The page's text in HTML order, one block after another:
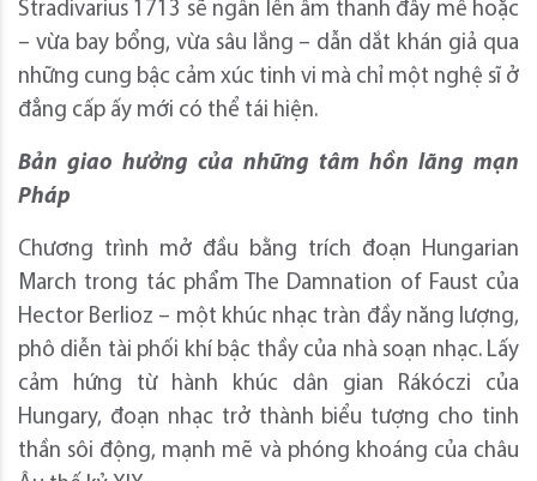
Stradivarius 1713 sẽ ngân lên âm thanh đầy mê hoặc
– vừa bay bổng, vừa sâu lắng – dẫn dắt khán giả qua
những cung bậc cảm xúc tinh vi mà chỉ một nghệ sĩ ở
đẳng cấp ấy mới có thể tái hiện.
Bản giao hưởng của những tâm hồn lãng mạn
Pháp
Chương trình mở đầu bằng trích đoạn Hungarian
March trong tác phẩm The Damnation of Faust của
Hector Berlioz – một khúc nhạc tràn đầy năng lượng,
phô diễn tài phối khí bậc thầy của nhà soạn nhạc. Lấy
cảm hứng từ hành khúc dân gian Rákóczi của
Hungary, đoạn nhạc trở thành biểu tượng cho tinh
thần sôi động, mạnh mẽ và phóng khoáng của châu